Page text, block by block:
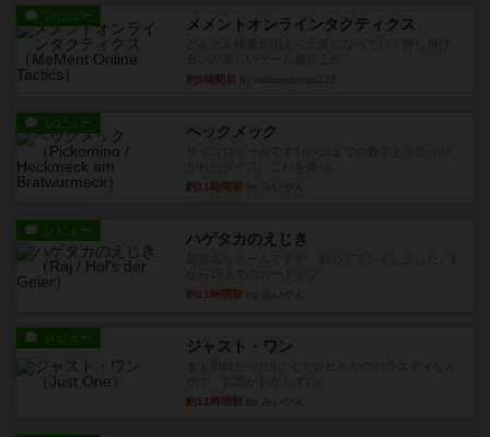
レビュー メメントオンラインタクティクス
約9時間前
レビュー ヘックメック
約11時間前
レビュー ハゲタカのえじき
約11時間前
レビュー ジャスト・ワン
約11時間前